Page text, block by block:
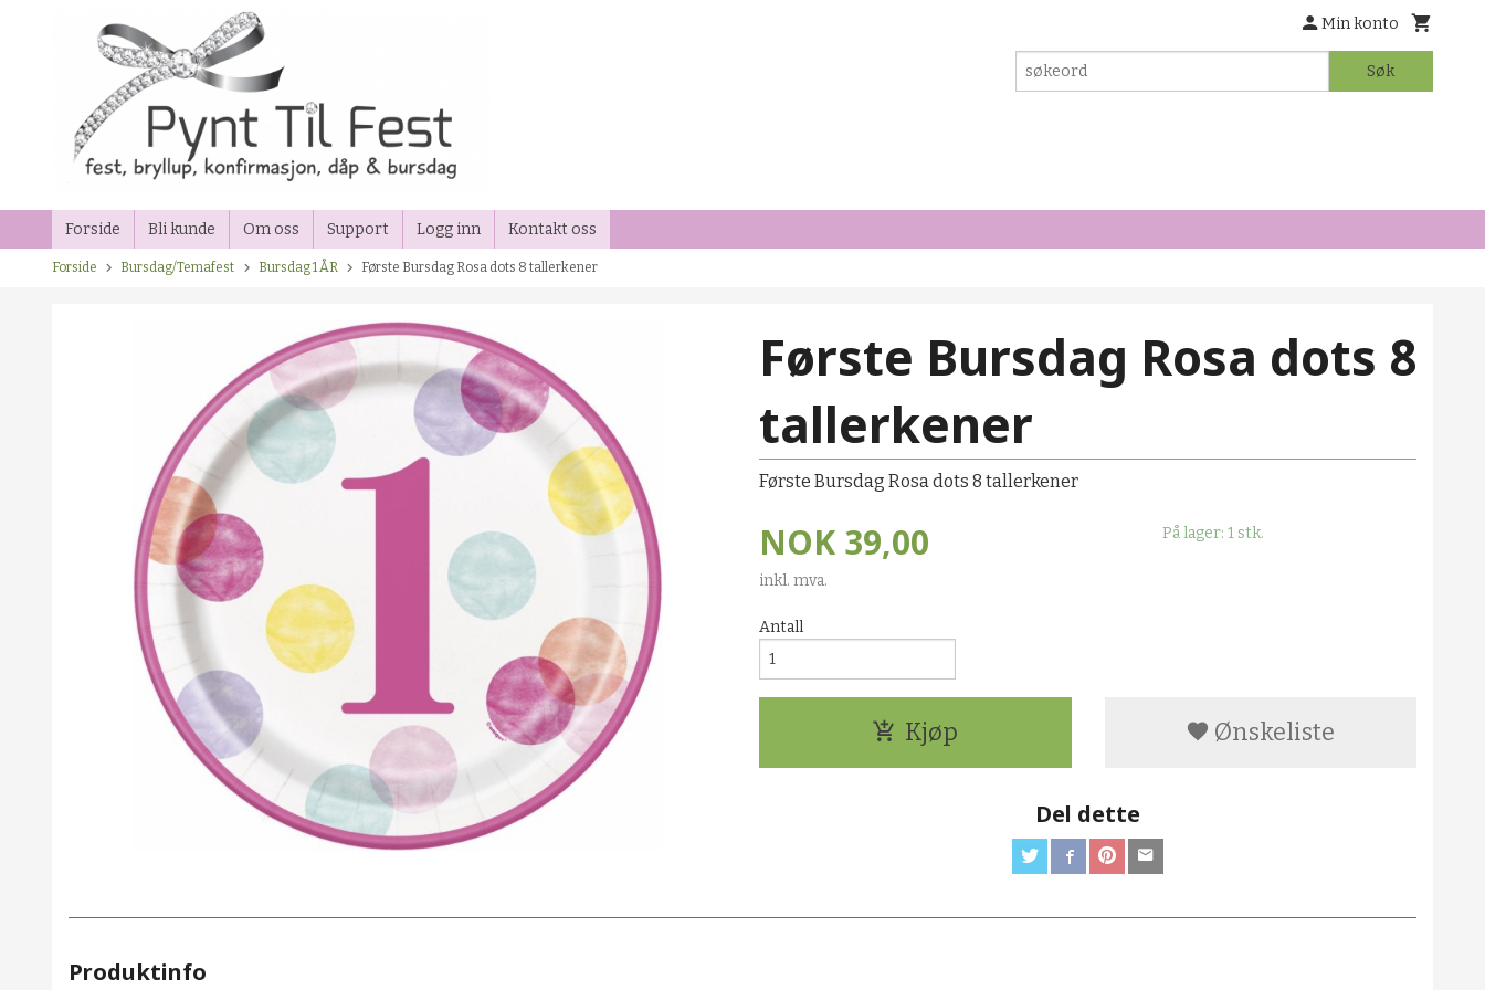
Min konto
Søk
Forside Bli kunde Om oss Support Logg inn Kontakt oss
Forside Bursdag/Temafest Bursdag 1 ÅR Første Bursdag Rosa dots 8 tallerkener
Første Bursdag Rosa dots 8
tallerkener
Første Bursdag Rosa dots 8 tallerkener
NOK 39,00
inkl. mva.
På lager: 1 stk.
Antall
Kjøp Ønskeliste
Del dette
Produktinfo